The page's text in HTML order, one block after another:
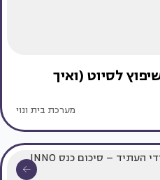
לסיוט (ואיך
מערכת בית ונוי